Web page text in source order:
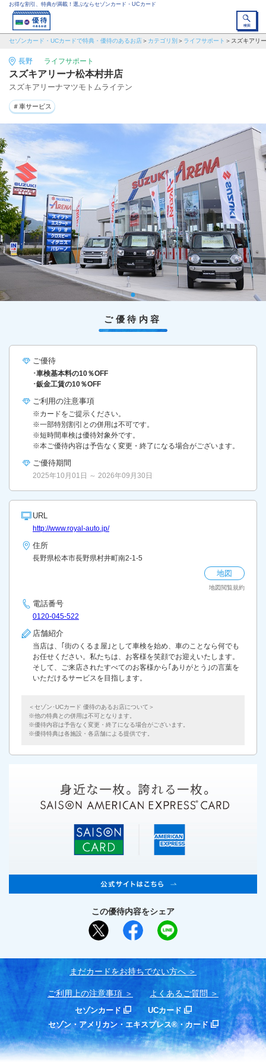
お得な割引、特典が満載！選ぶならセゾンカード・UCカード
セゾンカード・UCカードで特典・優待のあるお店 カテゴリ別 ライフサポート スズキアリ
長野 ライフサポート
スズキアリーナ松本村井店
スズキアリーナマツモトムライテン
＃車サービス
ご優待内容
ご優待
･車検基本料の10％OFF
･鈑金工賃の10％OFF
ご利用の注意事項
※カードをご提示ください。
※一部特別割引との併用は不可です。
※短時間車検は優待対象外です。
※本ご優待内容は予告なく変更・終了になる場合がございます。
ご優待期間
2025年10月01日 ～ 2026年09月30日
URL
http://www.royal-auto.jp/
住所
長野県松本市長野県村井町南2-1-5
地図
地図閲覧規約
電話番号
0120-045-522
店舗紹介
当店は、｢街のくるま屋｣として車検を始め、車のことなら何でも
お任せください。私たちは、お客様を笑顔でお迎えいたします。
そして、ご来店されたすべてのお客様から｢ありがとう｣の言葉を
いただけるサービスを目指します。
＜セゾン･UCカード 優待のあるお店について＞
他の特典との併用は不可となります。
優待内容は予告なく変更・終了になる場合がございます。
優待特典は各施設・各店舗による提供です。
この優待内容をシェア
まだカードをお持ちでない⽅へ
ご利用上の注意事項 よくあるご質問
セゾンカード
UCカード
セゾン・アメリカン・エキスプレス®・カード